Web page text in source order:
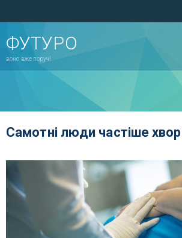
ФУТУРО
воно вже поруч!
Самотні люди частіше